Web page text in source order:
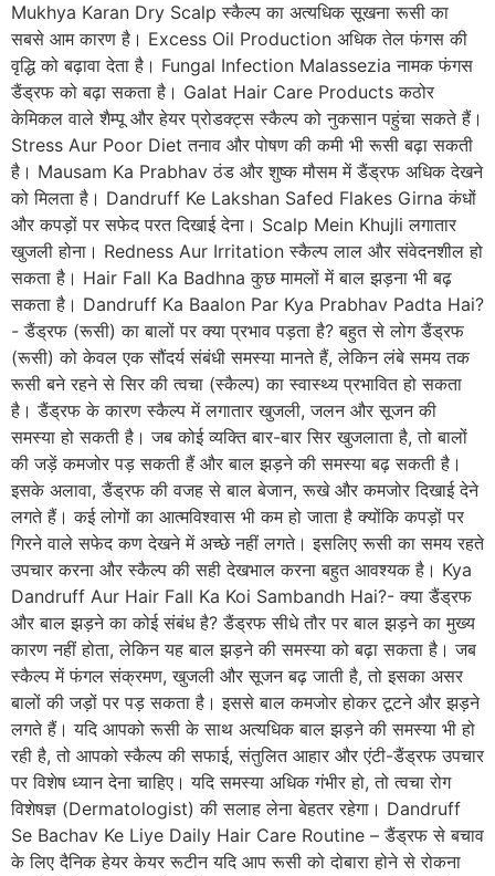
Mukhya Karan Dry Scalp स्कैल्प का अत्यधिक सूखना रूसी का
सबसे आम कारण है। Excess Oil Production अधिक तेल फंगस की
वृद्धि को बढ़ावा देता है। Fungal Infection Malassezia नामक फंगस
डैंड्रफ को बढ़ा सकता है। Galat Hair Care Products कठोर
केमिकल वाले शैम्पू और हेयर प्रोडक्ट्स स्कैल्प को नुकसान पहुंचा सकते हैं।
Stress Aur Poor Diet तनाव और पोषण की कमी भी रूसी बढ़ा सकती
है। Mausam Ka Prabhav ठंड और शुष्क मौसम में डैंड्रफ अधिक देखने
को मिलता है। Dandruff Ke Lakshan Safed Flakes Girna कंधों
और कपड़ों पर सफेद परत दिखाई देना। Scalp Mein Khujli लगातार
खुजली होना। Redness Aur Irritation स्कैल्प लाल और संवेदनशील हो
सकता है। Hair Fall Ka Badhna कुछ मामलों में बाल झड़ना भी बढ़
सकता है। Dandruff Ka Baalon Par Kya Prabhav Padta Hai?
- डैंड्रफ (रूसी) का बालों पर क्या प्रभाव पड़ता है? बहुत से लोग डैंड्रफ
(रूसी) को केवल एक सौंदर्य संबंधी समस्या मानते हैं, लेकिन लंबे समय तक
रूसी बने रहने से सिर की त्वचा (स्कैल्प) का स्वास्थ्य प्रभावित हो सकता
है। डैंड्रफ के कारण स्कैल्प में लगातार खुजली, जलन और सूजन की
समस्या हो सकती है। जब कोई व्यक्ति बार-बार सिर खुजलाता है, तो बालों
की जड़ें कमजोर पड़ सकती हैं और बाल झड़ने की समस्या बढ़ सकती है।
इसके अलावा, डैंड्रफ की वजह से बाल बेजान, रूखे और कमजोर दिखाई देने
लगते हैं। कई लोगों का आत्मविश्वास भी कम हो जाता है क्योंकि कपड़ों पर
गिरने वाले सफेद कण देखने में अच्छे नहीं लगते। इसलिए रूसी का समय रहते
उपचार करना और स्कैल्प की सही देखभाल करना बहुत आवश्यक है। Kya
Dandruff Aur Hair Fall Ka Koi Sambandh Hai?- क्या डैंड्रफ
और बाल झड़ने का कोई संबंध है? डैंड्रफ सीधे तौर पर बाल झड़ने का मुख्य
कारण नहीं होता, लेकिन यह बाल झड़ने की समस्या को बढ़ा सकता है। जब
स्कैल्प में फंगल संक्रमण, खुजली और सूजन बढ़ जाती है, तो इसका असर
बालों की जड़ों पर पड़ सकता है। इससे बाल कमजोर होकर टूटने और झड़ने
लगते हैं। यदि आपको रूसी के साथ अत्यधिक बाल झड़ने की समस्या भी हो
रही है, तो आपको स्कैल्प की सफाई, संतुलित आहार और एंटी-डैंड्रफ उपचार
पर विशेष ध्यान देना चाहिए। यदि समस्या अधिक गंभीर हो, तो त्वचा रोग
विशेषज्ञ (Dermatologist) की सलाह लेना बेहतर रहेगा। Dandruff
Se Bachav Ke Liye Daily Hair Care Routine – डैंड्रफ से बचाव
के लिए दैनिक हेयर केयर रूटीन यदि आप रूसी को दोबारा होने से रोकना